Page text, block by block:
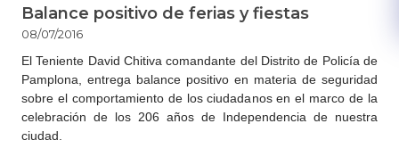
Balance positivo de ferias y fiestas
08/07/2016
El Teniente David Chitiva comandante del Distrito de Policía de
Pamplona, entrega balance positivo en materia de seguridad
sobre el comportamiento de los ciudadanos en el marco de la
celebración de los 206 años de Independencia de nuestra
ciudad.